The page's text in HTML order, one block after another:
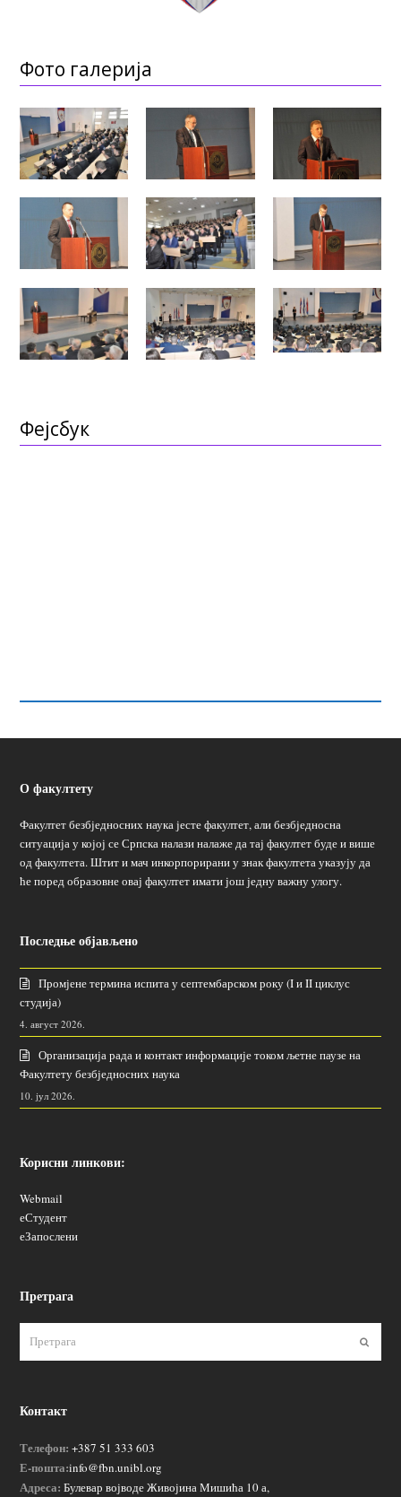
Фото галерија
Фејсбук
О факултету
Факултет безбједносних наука јесте факултет, али безбједносна
ситуација у којој се Српска налази налаже да тај факултет буде и више
од факултета. Штит и мач инкорпорирани у знак факултета указују да
ће поред образовне овај факултет имати још једну важну улогу.
Последње објављено
Промјене термина испита у септембарском року (I и II циклус
студија)
4. август 2026.
Организација рада и контакт информације током љетне паузе на
Факултету безбједносних наука
10. јул 2026.
Корисни линкови:
Webmail
еСтудент
еЗапослени
Претрага
Контакт
Телефон: +387 51 333 603
Е-пошта:info@fbn.unibl.org
Адреса: Булевар војводе Живојина Мишића 10 а,